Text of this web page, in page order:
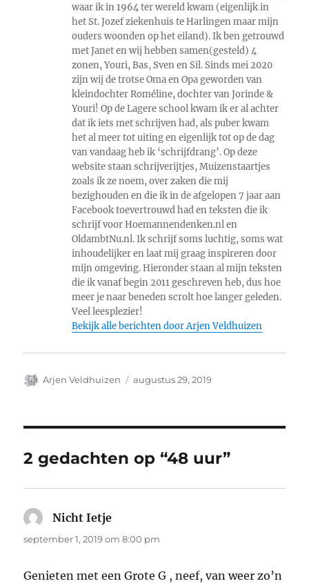
waar ik in 1964 ter wereld kwam (eigenlijk in
het St. Jozef ziekenhuis te Harlingen maar mijn
ouders woonden op het eiland). Ik ben getrouwd
met Janet en wij hebben samen(gesteld) 4
zonen, Youri, Bas, Sven en Sil. Sinds mei 2020
zijn wij de trotse Oma en Opa geworden van
kleindochter Roméline, dochter van Jorinde &
Youri! Op de Lagere school kwam ik er al achter
dat ik iets met schrijven had, als puber kwam
het al meer tot uiting en eigenlijk tot op de dag
van vandaag heb ik ‘schrijfdrang’. Op deze
website staan schrijverijtjes, Muizenstaartjes
zoals ik ze noem, over zaken die mij
bezighouden en die ik in de afgelopen 7 jaar aan
Facebook toevertrouwd had en teksten die ik
schrijf voor Hoemannendenken.nl en
OldambtNu.nl. Ik schrijf soms luchtig, soms wat
inhoudelijker en laat mij graag inspireren door
mijn omgeving. Hieronder staan al mijn teksten
die ik vanaf begin 2011 geschreven heb, dus hoe
meer je naar beneden scrolt hoe langer geleden.
Veel leesplezier!
Bekijk alle berichten door Arjen Veldhuizen
Auteur
Arjen Veldhuizen
Geplaatst
augustus 29, 2019
2 gedachten op “48 uur”
Nicht Ietje
september 1, 2019 om 8:00 pm
Genieten met een Grote G , neef, van weer zo’n